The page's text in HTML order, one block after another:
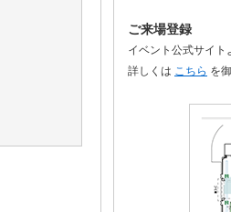
ご来場登録
イベント公式サイ
詳しくは こちら を